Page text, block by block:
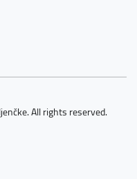
All rights reserved.